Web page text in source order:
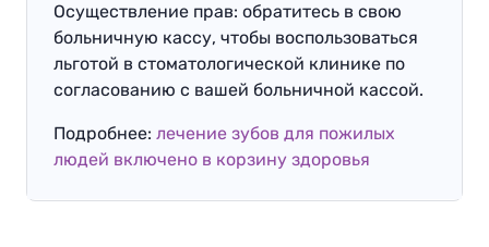
Осуществление прав: обратитесь в свою
больничную кассу, чтобы воспользоваться
льготой в стоматологической клинике по
согласованию с вашей больничной кассой.
Подробнее: лечение зубов для пожилых
людей включено в корзину здоровья